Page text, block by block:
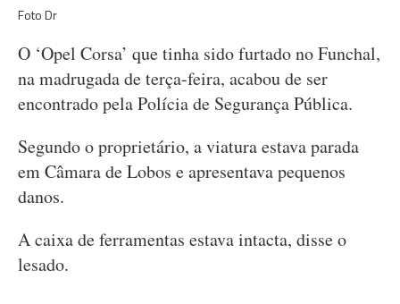
Foto Dr
O ‘Opel Corsa’ que tinha sido furtado no Funchal,
na madrugada de terça-feira, acabou de ser
encontrado pela Polícia de Segurança Pública.
Segundo o proprietário, a viatura estava parada
em Câmara de Lobos e apresentava pequenos
danos.
A caixa de ferramentas estava intacta, disse o
lesado.